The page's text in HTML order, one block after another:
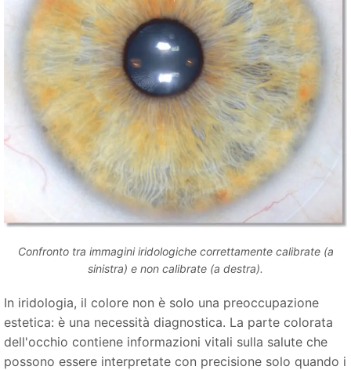
Confronto tra immagini iridologiche correttamente calibrate (a
sinistra) e non calibrate (a destra).
In iridologia, il colore non è solo una preoccupazione
estetica: è una necessità diagnostica. La parte colorata
dell'occhio contiene informazioni vitali sulla salute che
possono essere interpretate con precisione solo quando i